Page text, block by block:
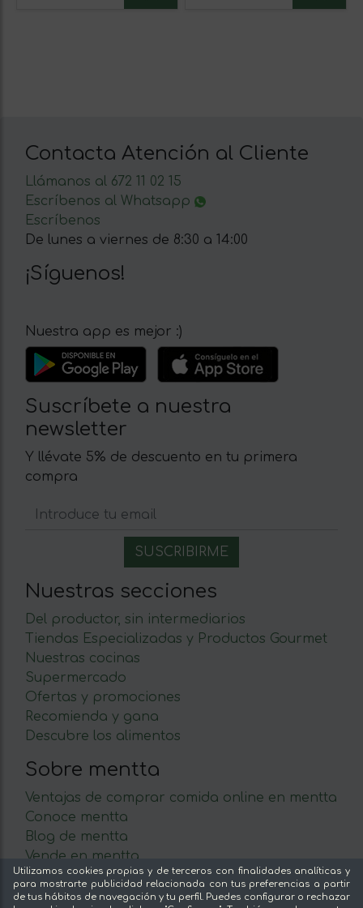
Contacta Atención al Cliente
Llámanos al 672 11 02 15
Escríbenos al Whatsapp
Escríbenos
De lunes a viernes de 8:30 a 14:00
¡Síguenos!
Nuestra app es mejor :)
Suscríbete a nuestra
newsletter
Y llévate 5% de descuento en tu primera
compra
Nuestras secciones
Del productor, sin intermediarios
Tiendas Especializadas y Productos Gourmet
Nuestras cocinas
Supermercado
Ofertas y promociones
Recomienda y gana
Descubre los alimentos
Sobre mentta
Ventajas de comprar comida online en mentta
Conoce mentta
Blog de mentta
Vende en mentta
Fidelización
Preguntas frecuentes
Utilizamos cookies propias y de terceros con finalidades analíticas y
para mostrarte publicidad relacionada con tus preferencias a partir
de tus hábitos de navegación y tu perfil. Puedes configurar o rechazar